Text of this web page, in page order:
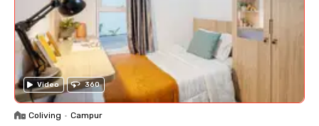
Video 360
Coliving • Campur